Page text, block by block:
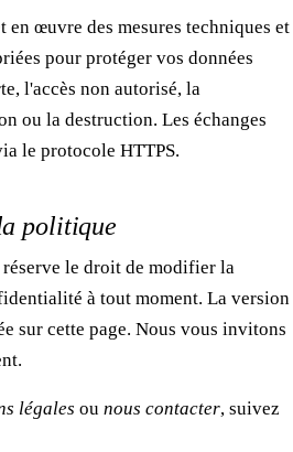
en œuvre des mesures techniques et
pour protéger vos données
l'accès non autorisé, la
ou la destruction. Les échanges
le protocole HTTPS.
politique
réserve le droit de modifier la
à tout moment. La version
sur cette page. Nous vous invitons
légales ou nous contacter, suivez